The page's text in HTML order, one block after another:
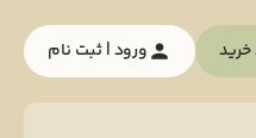
ورود | ثبت نام